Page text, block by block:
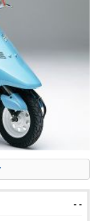
- -